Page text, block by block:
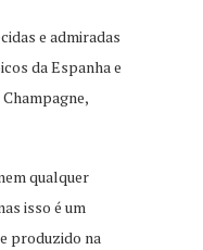
e admiradas
da Espanha e
qualquer
isso é um
produzido na